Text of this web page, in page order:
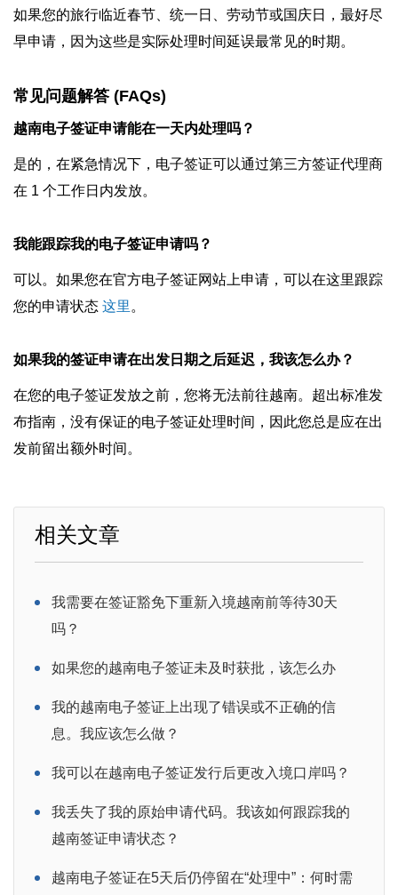
如果您的旅行临近春节、统一日、劳动节或国庆日，最好尽
早申请，因为这些是实际处理时间延误最常见的时期。
常见问题解答 (FAQs)
越南电子签证申请能在一天内处理吗？
是的，在紧急情况下，电子签证可以通过第三方签证代理商
在 1 个工作日内发放。
我能跟踪我的电子签证申请吗？
可以。如果您在官方电子签证网站上申请，可以在这里跟踪
您的申请状态 这里 。
如果我的签证申请在出发日期之后延迟，我该怎么办？
在您的电子签证发放之前，您将无法前往越南。超出标准发
布指南，没有保证的电子签证处理时间，因此您总是应在出
发前留出额外时间。
相关文章
我需要在签证豁免下重新入境越南前等待30天
吗？
如果您的越南电子签证未及时获批，该怎么办
我的越南电子签证上出现了错误或不正确的信
息。我应该怎么做？
我可以在越南电子签证发行后更改入境口岸吗？
我丢失了我的原始申请代码。我该如何跟踪我的
越南签证申请状态？
越南电子签证在5天后仍停留在“处理中”：何时需